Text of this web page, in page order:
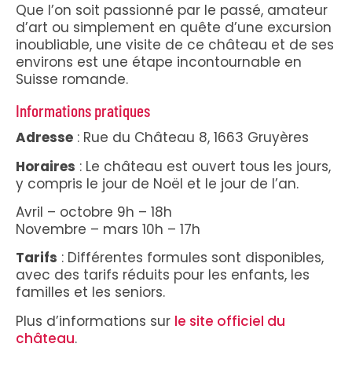
Que l’on soit passionné par le passé, amateur
d’art ou simplement en quête d’une excursion
inoubliable, une visite de ce château et de ses
environs est une étape incontournable en
Suisse romande.
Informations pratiques
Adresse : Rue du Château 8, 1663 Gruyères
Horaires : Le château est ouvert tous les jours,
y compris le jour de Noël et le jour de l’an.
Avril – octobre 9h – 18h
Novembre – mars 10h – 17h
Tarifs : Différentes formules sont disponibles,
avec des tarifs réduits pour les enfants, les
familles et les seniors.
Plus d’informations sur le site officiel du
château.